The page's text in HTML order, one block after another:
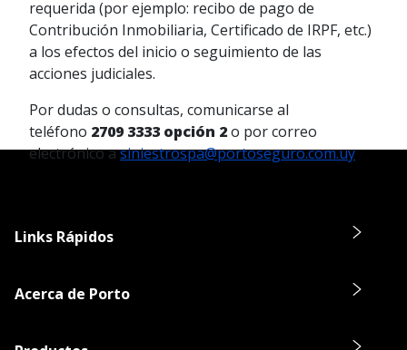
requerida (por ejemplo: recibo de pago de
Contribución Inmobiliaria, Certificado de IRPF, etc.)
a los efectos del inicio o seguimiento de las
acciones judiciales.
Por dudas o consultas, comunicarse al
teléfono 2709 3333 opción 2o por correo
electrónico asiniestrospa@portoseguro.com.uy
Links Rápidos
Acerca de Porto